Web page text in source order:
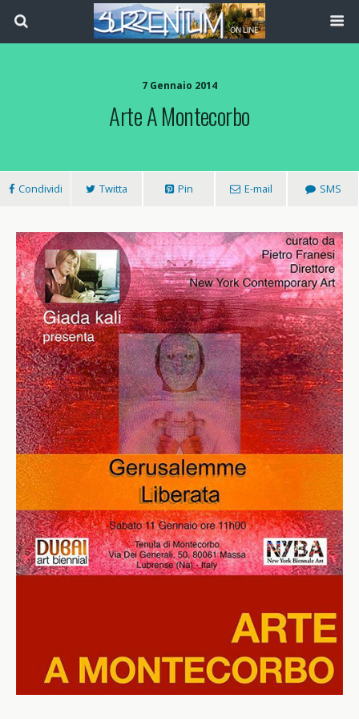
7 Gennaio 2014
Arte A Montecorbo
Condividi Twitta Pin E-mail SMS